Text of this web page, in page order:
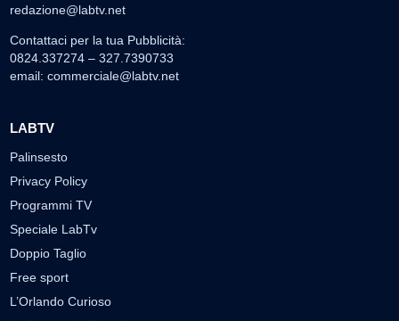
redazione@labtv.net
Contattaci per la tua Pubblicità:
0824.337274 – 327.7390733
email: commerciale@labtv.net
LABTV
Palinsesto
Privacy Policy
Programmi TV
Speciale LabTv
Doppio Taglio
Free sport
L’Orlando Curioso